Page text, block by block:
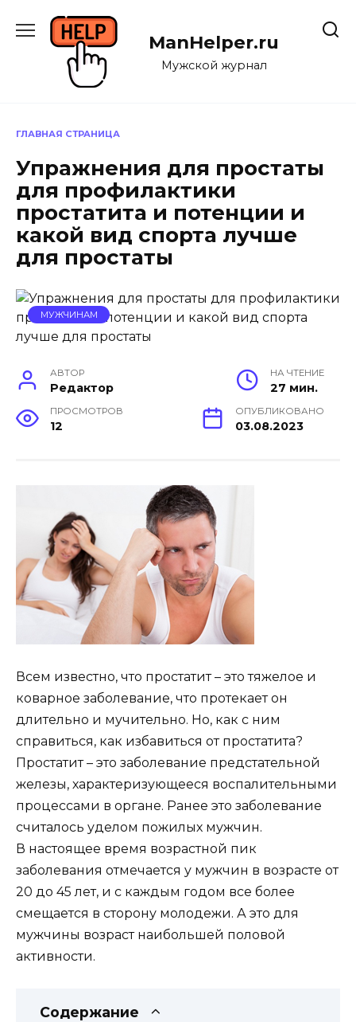
содержанию
ManHelper.ru
Мужской журнал
ГЛАВНАЯ СТРАНИЦА
Упражнения для простаты
для профилактики
простатита и потенции и
какой вид спорта лучше
для простаты
МУЖЧИНАМ
АВТОР
Редактор
НА ЧТЕНИЕ
27 мин.
ПРОСМОТРОВ
12
ОПУБЛИКОВАНО
03.08.2023
Всем известно, что простатит – это тяжелое и
коварное заболевание, что протекает он
длительно и мучительно. Но, как с ним
справиться, как избавиться от простатита?
Простатит – это заболевание предстательной
железы, характеризующееся воспалительными
процессами в органе. Ранее это заболевание
считалось уделом пожилых мужчин.
В настоящее время возрастной пик
заболевания отмечается у мужчин в возрасте от
20 до 45 лет, и с каждым годом все более
смещается в сторону молодежи. А это для
мужчины возраст наибольшей половой
активности.
Содержание